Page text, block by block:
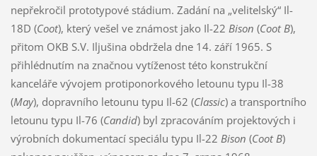
nepřekročil prototypové stádium. Zadání na „velitelský“ Il-
18D (Coot), který vešel ve známost jako Il-22 Bison (Coot B),
přitom OKB S.V. Iljušina obdržela dne 14. září 1965. S
přihlédnutím na značnou vytíženost této konstrukční
kanceláře vývojem protiponorkového letounu typu Il-38
(May), dopravního letounu typu Il-62 (Classic) a transportního
letounu typu Il-76 (Candid) byl zpracováním projektových i
výrobních dokumentací speciálu typu Il-22 Bison (Coot B)